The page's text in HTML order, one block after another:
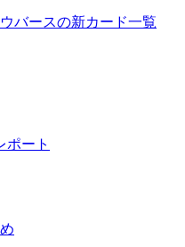
バースの新カード一覧
ポート